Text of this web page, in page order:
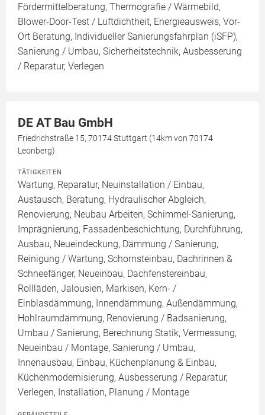
Fördermittelberatung, Thermografie / Wärmebild,
Blower-Door-Test / Luftdichtheit, Energieausweis, Vor-
Ort Beratung, Individueller Sanierungsfahrplan (iSFP),
Sanierung / Umbau, Sicherheitstechnik, Ausbesserung
/ Reparatur, Verlegen
DE AT Bau GmbH
Friedrichstraße 15, 70174 Stuttgart (14km von 70174
Leonberg)
TÄTIGKEITEN
Wartung, Reparatur, Neuinstallation / Einbau,
Austausch, Beratung, Hydraulischer Abgleich,
Renovierung, Neubau Arbeiten, Schimmel-Sanierung,
Imprägnierung, Fassadenbeschichtung, Durchführung,
Ausbau, Neueindeckung, Dämmung / Sanierung,
Reinigung / Wartung, Schornsteinbau, Dachrinnen &
Schneefänger, Neueinbau, Dachfenstereinbau,
Rollläden, Jalousien, Markisen, Kern- /
Einblasdämmung, Innendämmung, Außendämmung,
Hohlraumdämmung, Renovierung / Badsanierung,
Umbau / Sanierung, Berechnung Statik, Vermessung,
Neueinbau / Montage, Sanierung / Umbau,
Innenausbau, Einbau, Küchenplanung & Einbau,
Küchenmodernisierung, Ausbesserung / Reparatur,
Verlegen, Installation, Planung / Montage